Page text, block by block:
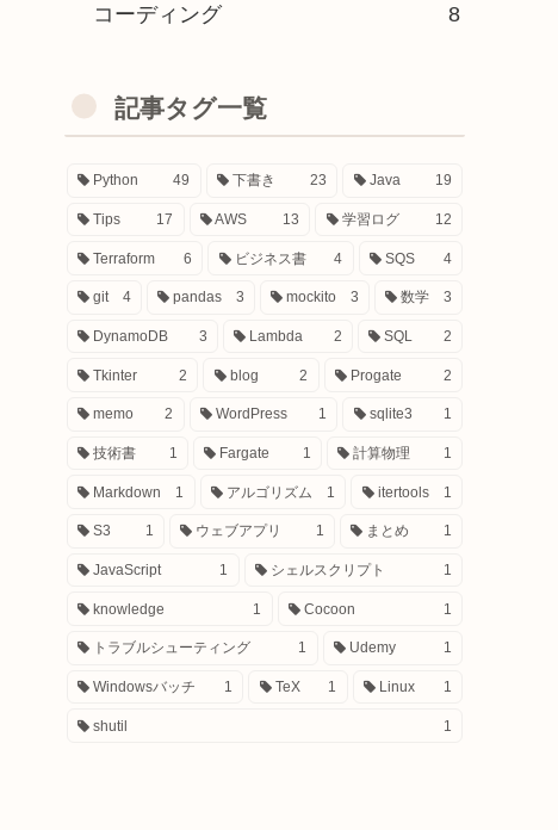
コーディング 8
記事タグ一覧
Python 49 下書き 23 Java 19
Tips 17 AWS 13 学習ログ 12
Terraform 6 ビジネス書 4 SQS 4
git 4 pandas 3 mockito 3 数学 3
DynamoDB 3 Lambda 2 SQL 2
Tkinter 2 blog 2 Progate 2
memo 2 WordPress 1 sqlite3 1
技術書 1 Fargate 1 計算物理 1
Markdown 1 アルゴリズム 1 itertools 1
S3 1 ウェブアプリ 1 まとめ 1
JavaScript 1 シェルスクリプト 1
knowledge 1 Cocoon 1
トラブルシューティング 1 Udemy 1
Windowsバッチ 1 TeX 1 Linux 1
shutil 1